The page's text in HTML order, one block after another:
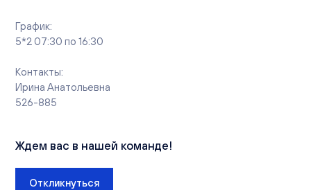
График:
5*2 07:30 по 16:30
Контакты:
Ирина Анатольевна
526-885
Ждем вас в нашей команде!
Откликнуться